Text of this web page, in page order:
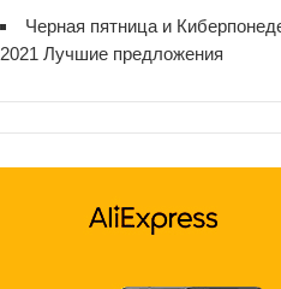
Черная пятница и
2021 Лучшие предложения